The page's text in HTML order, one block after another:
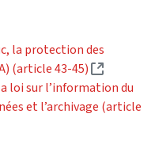
la protection des
(article 43-45)
loi sur l’information du
et l’archivage (article